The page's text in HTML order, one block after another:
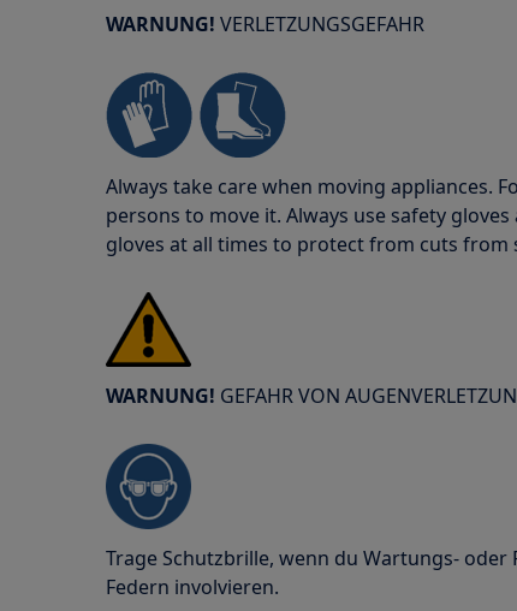
WARNUNG! VERLETZUNGSGEFAHR
Always take care when moving appliances.
persons to move it. Always use safety
gloves at all times to protect from cuts from
WARNUNG! GEFAHR VON
Trage Schutzbrille, wenn du Wartungs-
Federn involvieren.